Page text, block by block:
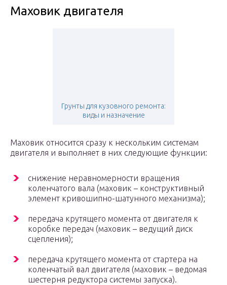
Маховик двигателя
Грунты для кузовного ремонта:
виды и назначение
Маховик относится сразу к нескольким системам
двигателя и выполняет в них следующие функции:
снижение неравномерности вращения
коленчатого вала (маховик – конструктивный
элемент кривошипно-шатунного механизма);
передача крутящего момента от двигателя к
коробке передач (маховик – ведущий диск
сцепления);
передача крутящего момента от стартера на
коленчатый вал двигателя (маховик – ведомая
шестерня редуктора системы запуска).